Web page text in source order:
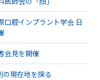
口腔インプラント学会 日
会見を開催
の現在地を探る